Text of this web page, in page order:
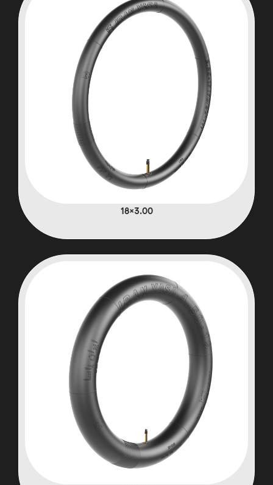
3.00×18